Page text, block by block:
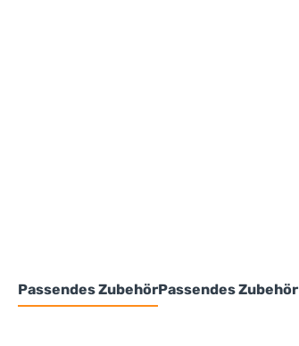
Passendes ZubehörPassendes Zubehör